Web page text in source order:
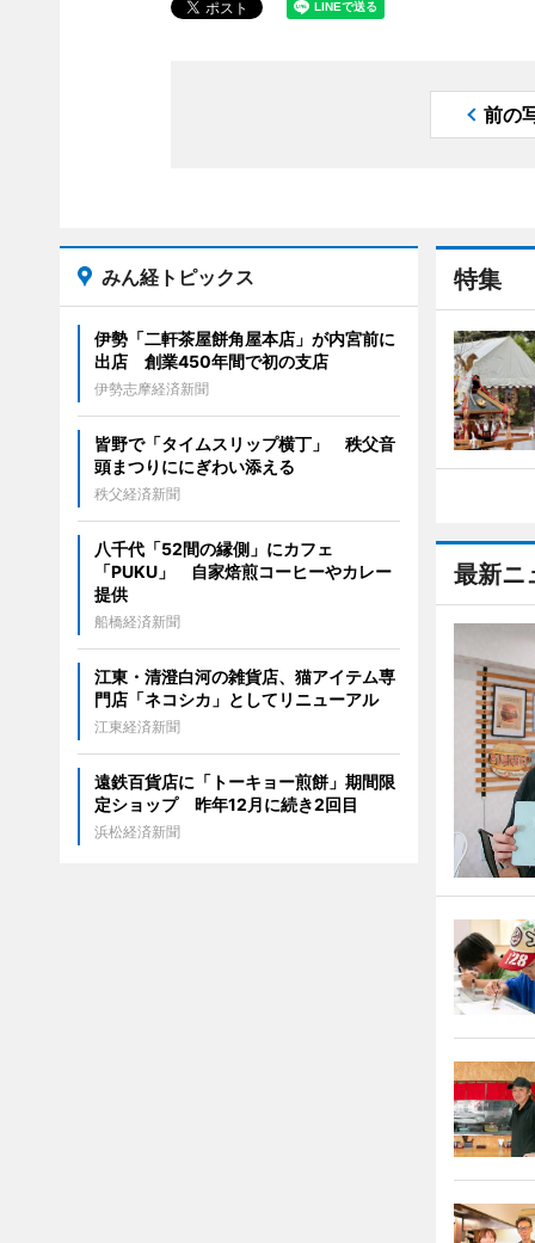
前の
特集
最新ニ
みん経トピックス
伊勢「二軒茶屋餅角屋本店」が内宮前に
出店 創業450年間で初の支店
伊勢志摩経済新聞
皆野で「タイムスリップ横丁」 秩父音
頭まつりににぎわい添える
秩父経済新聞
八千代「52間の縁側」にカフェ
「PUKU」 自家焙煎コーヒーやカレー
提供
船橋経済新聞
江東・清澄白河の雑貨店、猫アイテム専
門店「ネコシカ」としてリニューアル
江東経済新聞
遠鉄百貨店に「トーキョー煎餅」期間限
定ショップ 昨年12月に続き2回目
浜松経済新聞